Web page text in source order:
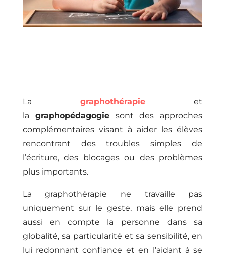
La graphothérapie et
la graphopédagogiesont des approches
complémentaires visant à aider les élèves
rencontrant des troubles simples de
l’écriture, des blocages ou des problèmes
plus importants.
La graphothérapie ne travaille pas
uniquement sur le geste, mais elle prend
aussi en compte la personne dans sa
globalité, sa particularité et sa sensibilité, en
lui redonnant confiance et en l’aidant à se